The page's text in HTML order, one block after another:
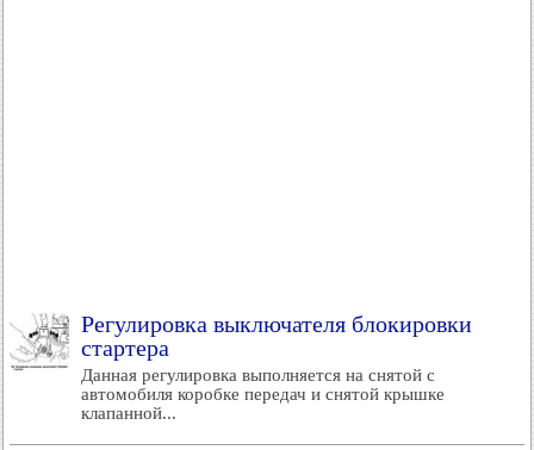
Регулировка выключателя блокировки
стартера
Данная регулировка выполняется на снятой с
автомобиля коробке передач и снятой крышке
клапанной...